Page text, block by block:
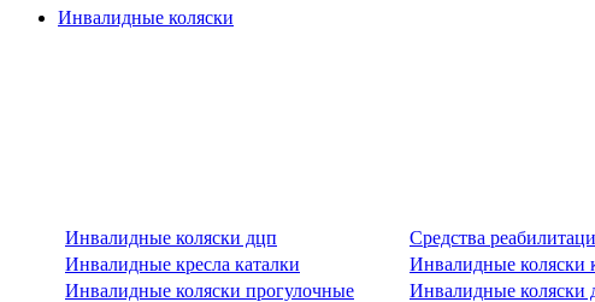
Инвалидные коляски
Инвалидные коляски дцп
Средства
Инвалидные кресла каталки
Инвалидные коляски
Инвалидные коляски прогулочные
Инвалидные коляски